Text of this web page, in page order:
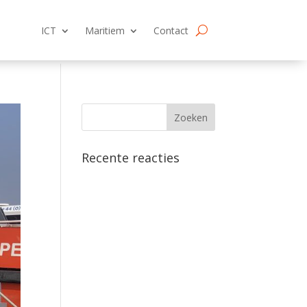
ICT Maritiem Contact
Recente reacties